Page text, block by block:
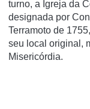
turno, a Igreja da
designada por
Terramoto de
seu local original,
Misericórdia.